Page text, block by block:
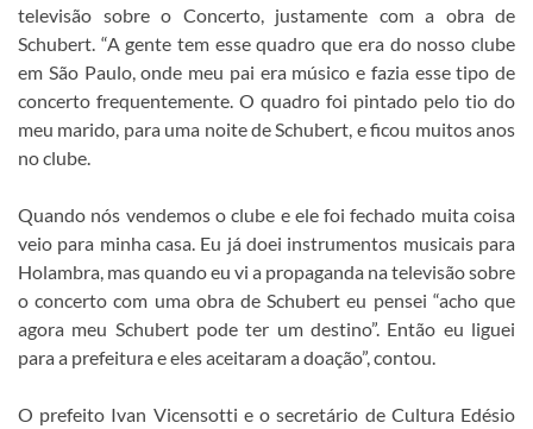
televisão sobre o Concerto, justamente com a obra de
Schubert. “A gente tem esse quadro que era do nosso clube
em São Paulo, onde meu pai era músico e fazia esse tipo de
concerto frequentemente. O quadro foi pintado pelo tio do
meu marido, para uma noite de Schubert, e ficou muitos anos
no clube.
Quando nós vendemos o clube e ele foi fechado muita coisa
veio para minha casa. Eu já doei instrumentos musicais para
Holambra, mas quando eu vi a propaganda na televisão sobre
o concerto com uma obra de Schubert eu pensei “acho que
agora meu Schubert pode ter um destino”. Então eu liguei
para a prefeitura e eles aceitaram a doação”, contou.
O prefeito Ivan Vicensotti e o secretário de Cultura Edésio